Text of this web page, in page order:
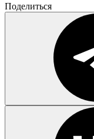
Поделиться